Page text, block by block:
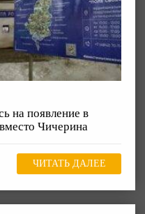
на появление в
Чичерина
ЧИТАТЬ ДАЛЕЕ